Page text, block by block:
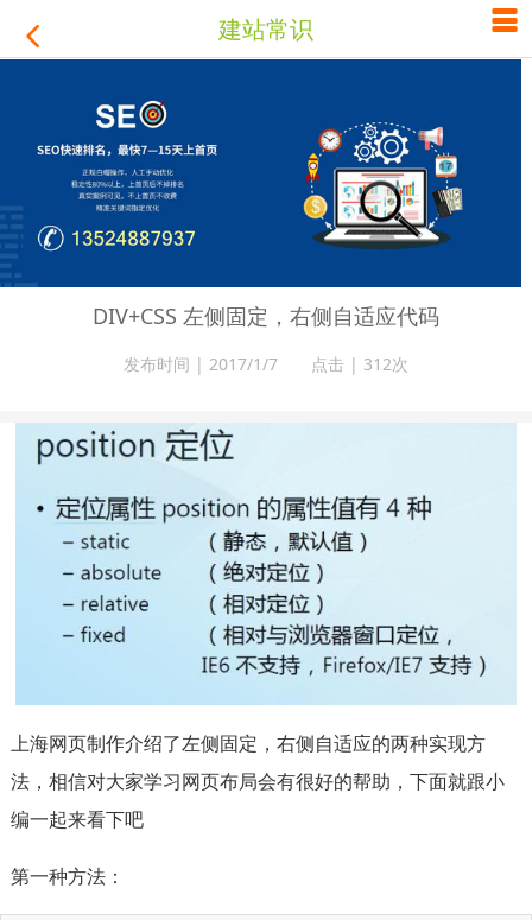
 建站常识 
DIV+CSS 左侧固定，右侧自适应代码
发布时间 | 2017/1/7 点击 | 312次
上海网页制作介绍了左侧固定，右侧自适应的两种实现方
法，相信对大家学习网页布局会有很好的帮助，下面就跟小
编一起来看下吧
第一种方法：